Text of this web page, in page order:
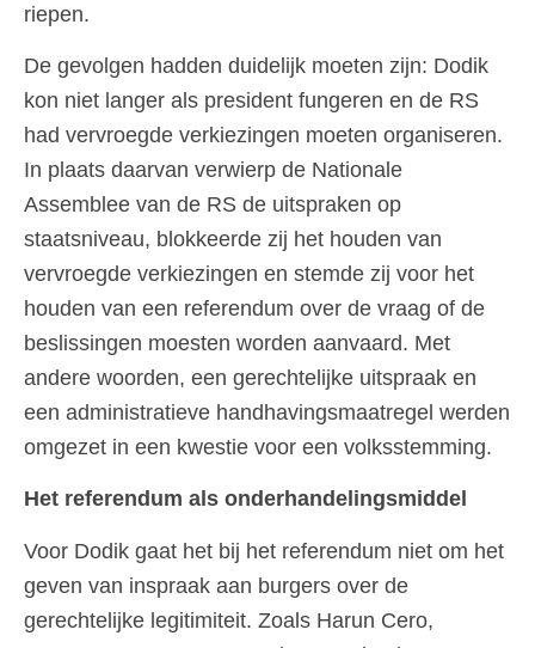
riepen.
De gevolgen hadden duidelijk moeten zijn: Dodik
kon niet langer als president fungeren en de RS
had vervroegde verkiezingen moeten organiseren.
In plaats daarvan verwierp de Nationale
Assemblee van de RS de uitspraken op
staatsniveau, blokkeerde zij het houden van
vervroegde verkiezingen en stemde zij voor het
houden van een referendum over de vraag of de
beslissingen moesten worden aanvaard. Met
andere woorden, een gerechtelijke uitspraak en
een administratieve handhavingsmaatregel werden
omgezet in een kwestie voor een volksstemming.
Het referendum als onderhandelingsmiddel
Voor Dodik gaat het bij het referendum niet om het
geven van inspraak aan burgers over de
gerechtelijke legitimiteit. Zoals Harun Cero,